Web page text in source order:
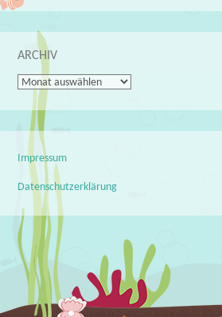
ARCHIV
Archiv
Impressum
Datenschutzerklärung